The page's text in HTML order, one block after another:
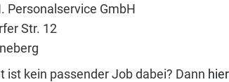
Personalservice GmbH
Str. 12
ist kein passender Job dabei? Dann